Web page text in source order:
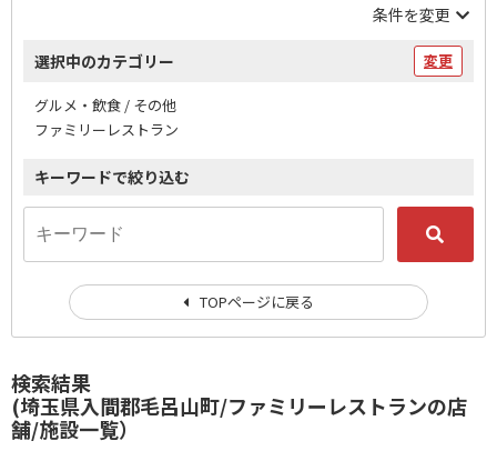
検索結果
(埼玉県入間郡毛呂山町/ファミリーレストランの店
舗/施設一覧）
条件を変更
選択中のカテゴリー 変更
グルメ・飲食 / その他
ファミリーレストラン
キーワードで絞り込む
TOPページに戻る